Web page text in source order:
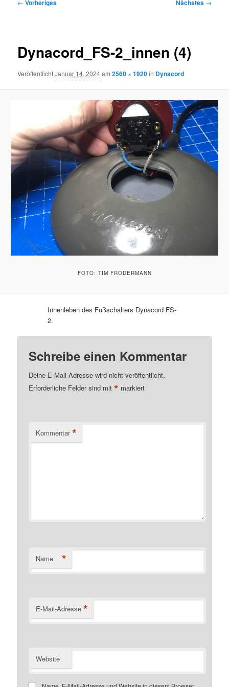
← Vorheriges Nächstes →
Dynacord_FS-2_innen (4)
VeröffentlichtJanuar 14, 2024am2560 × 1920in Dynacord
FOTO: TIM FRODERMANN
Innenleben des Fußschalters Dynacord FS-
2.
Schreibe einen Kommentar
Deine E-Mail-Adresse wird nicht veröffentlicht.
Erforderliche Felder sind mit* markiert
Kommentar *
Name *
E-Mail-Adresse *
Website